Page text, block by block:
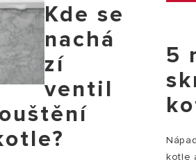
Kde se
nachá
zí
ventil
5
kotle